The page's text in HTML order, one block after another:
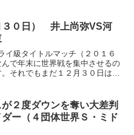
３０日） 井上尚弥VS河
イ級タイトルマッチ（２０１６
で年末に世界戦を集中させるの
それでもまだ１２月３０日はま
２度ダウンを奪い大差判
（４団体世界Ｓ・ミド